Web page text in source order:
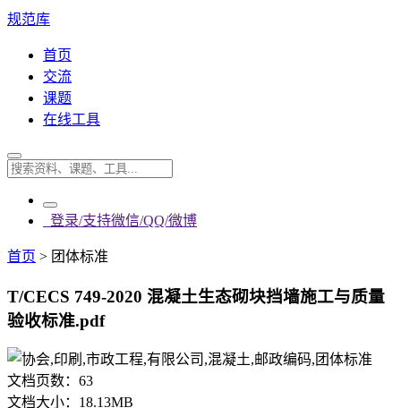
规范库
首页
交流
课题
在线工具
登录/支持微信/QQ/微博
首页 > 团体标准
T/CECS 749-2020 混凝土生态砌块挡墙施工与质量
验收标准.pdf
文档页数： 63
文档大小： 18.13MB